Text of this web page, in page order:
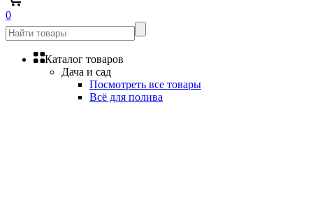
0
Каталог товаров
Дача и сад
Посмотреть все товары
Всё для полива